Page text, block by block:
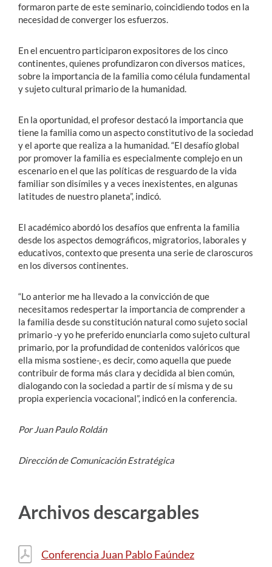
formaron parte de este seminario, coincidiendo todos en la
necesidad de converger los esfuerzos.
En el encuentro participaron expositores de los cinco
continentes, quienes profundizaron con diversos matices,
sobre la importancia de la familia como célula fundamental
y sujeto cultural primario de la humanidad.
En la oportunidad, el profesor destacó la importancia que
tiene la familia como un aspecto constitutivo de la sociedad
y el aporte que realiza a la humanidad. “El desafío global
por promover la familia es especialmente complejo en un
escenario en el que las políticas de resguardo de la vida
familiar son disímiles y a veces inexistentes, en algunas
latitudes de nuestro planeta”, indicó.
El académico abordó los desafíos que enfrenta la familia
desde los aspectos demográficos, migratorios, laborales y
educativos, contexto que presenta una serie de claroscuros
en los diversos continentes.
“Lo anterior me ha llevado a la convicción de que
necesitamos redespertar la importancia de comprender a
la familia desde su constitución natural como sujeto social
primario -y yo he preferido enunciarla como sujeto cultural
primario, por la profundidad de contenidos valóricos que
ella misma sostiene-, es decir, como aquella que puede
contribuir de forma más clara y decidida al bien común,
dialogando con la sociedad a partir de sí misma y de su
propia experiencia vocacional”, indicó en la conferencia.
Por Juan Paulo Roldán
Dirección de Comunicación Estratégica
Archivos descargables
Conferencia Juan Pablo Faúndez